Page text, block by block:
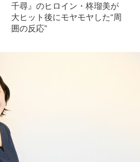
千尋』のヒロイン・柊瑠美が
大ヒット後にモヤモヤした“周
囲の反応”